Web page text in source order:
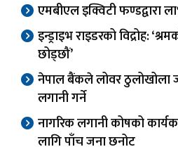
एमबीएल इक्विटी फण्डद्वारा
इन्ड्राइभ राइडरको विद्रोह:
छोड्छौं’
नेपाल बैंकले लोवर ठुलोखोला
लगानी गर्ने
नागरिक लगानी कोषको
लागि पाँच जना छनोट